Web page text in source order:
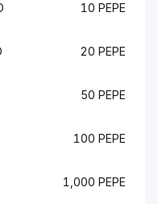
10 PEPE
20 PEPE
50 PEPE
100 PEPE
1,000 PEPE